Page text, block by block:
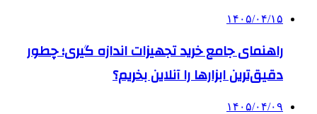
۱۴۰۵/۰۴/۱۵
راهنمای جامع خرید تجهیزات اندازه گیری؛ چطور
دقیق‌ترین ابزارها را آنلاین بخریم؟
۱۴۰۵/۰۴/۰۹